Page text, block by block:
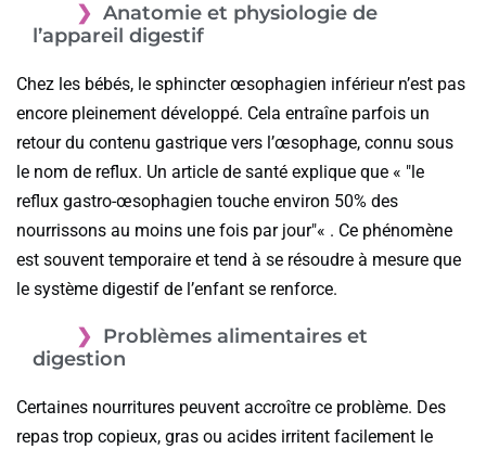
Anatomie et physiologie de
l’appareil digestif
Chez les bébés, le sphincter œsophagien inférieur n’est pas
encore pleinement développé. Cela entraîne parfois un
retour du contenu gastrique vers l’œsophage, connu sous
le nom de reflux. Un article de santé explique que «
le
reflux gastro-œsophagien touche environ 50% des
nourrissons au moins une fois par jour « . Ce phénomène
est souvent temporaire et tend à se résoudre à mesure que
le système digestif de l’enfant se renforce.
Problèmes alimentaires et
digestion
Certaines nourritures peuvent accroître ce problème. Des
repas trop copieux, gras ou acides irritent facilement le